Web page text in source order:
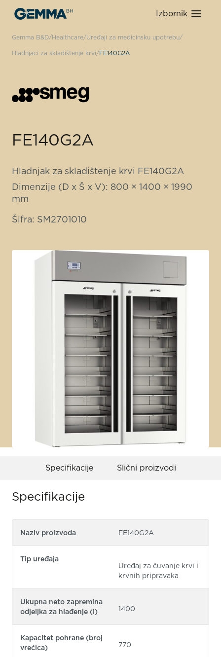
Izbornik
Gemma B&D Healthcare Uređaji za medicinsku upotrebu
Hladnjaci za skladištenje krvi FE140G2A
FE140G2A
Hladnjak za skladištenje krvi FE140G2A
Dimenzije (D x Š x V): 800 × 1400 × 1990
mm
Šifra: SM2701010
Specifikacije Slični proizvodi
Specifikacije
Naziv proizvoda FE140G2A
Tip uređaja
Uređaj za čuvanje krvi i
krvnih pripravaka
Ukupna neto zapremina
odjeljka za hlađenje (l)
1400
Kapacitet pohrane (broj
vrećica)
770